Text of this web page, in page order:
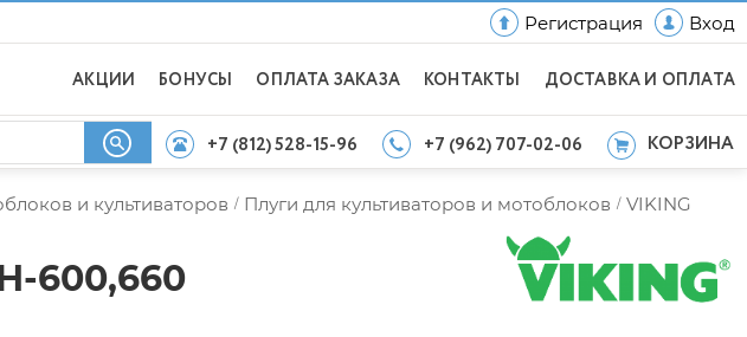
Регистрация Вход
АКЦИИ БОНУСЫ ОПЛАТА ЗАКАЗА КОНТАКТЫ ДОСТАВКА И ОПЛАТА
+7 (812) 528-15-96 +7 (962) 707-02-06 КОРЗИНА
и культиваторов / Плуги для культиваторов и мотоблоков / VIKING
600,660